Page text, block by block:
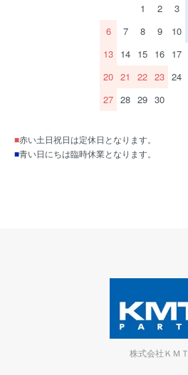
1
2 3
6
7 8 9 10
13 14 15 16 17
20 21 22 23 24
27 28 29 30
■赤い土日祝日は定休日となります。
■青い日にちは臨時休業となります。
株式会社ＫＭＴ